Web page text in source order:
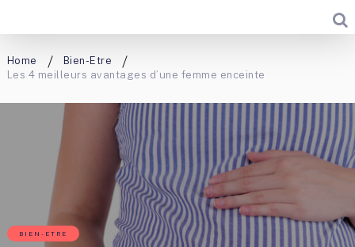
Home
Bien-Etre
Les 4 meilleurs avantages d’une femme enceinte
BIEN-ETRE